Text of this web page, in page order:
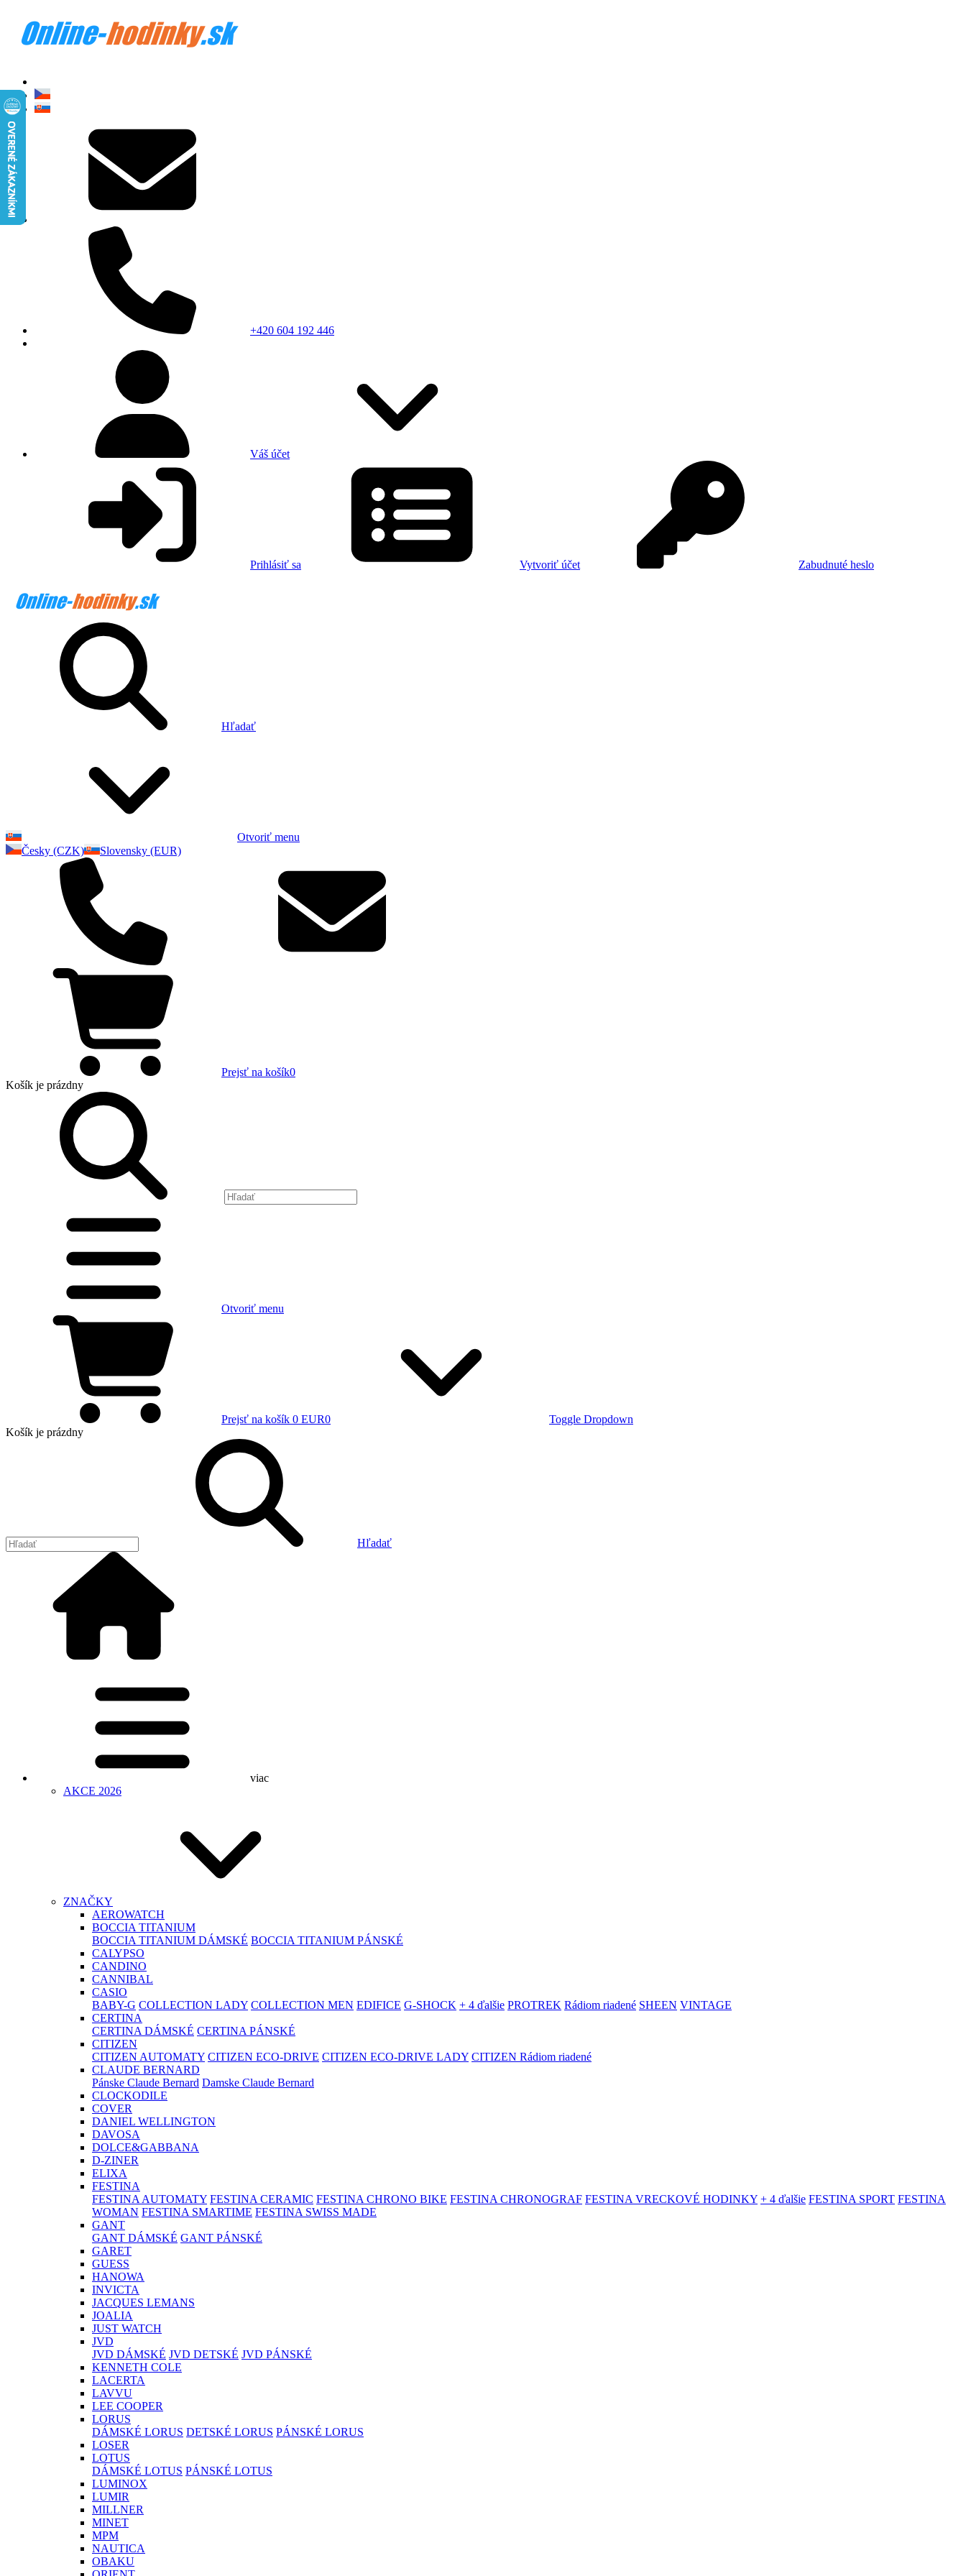
+420 604 192 446
Váš účet
Prihlásiť sa Vytvoriť účet Zabudnuté heslo
Hľadať
Otvoriť menu
Česky (CZK)
Slovensky (EUR)
Prejsť na košík0
Košík je prázdny
Otvoriť menu
Prejsť na košík 0 EUR0
Toggle Dropdown
Košík je prázdny
Hľadať
viac
AKCE 2026
ZNAČKY
AEROWATCH
BOCCIA TITANIUM
BOCCIA TITANIUM DÁMSKÉ BOCCIA TITANIUM PÁNSKÉ
CALYPSO
CANDINO
CANNIBAL
CASIO
BABY-G COLLECTION LADY COLLECTION MEN EDIFICE G-SHOCK + 4 ďalšie PROTREK Rádiom riadené SHEEN VINTAGE
CERTINA
CERTINA DÁMSKÉ CERTINA PÁNSKÉ
CITIZEN
CITIZEN AUTOMATY CITIZEN ECO-DRIVE CITIZEN ECO-DRIVE LADY CITIZEN Rádiom riadené
CLAUDE BERNARD
Pánske Claude Bernard Damske Claude Bernard
CLOCKODILE
COVER
DANIEL WELLINGTON
DAVOSA
DOLCE&GABBANA
D-ZINER
ELIXA
FESTINA
FESTINA AUTOMATY FESTINA CERAMIC FESTINA CHRONO BIKE FESTINA CHRONOGRAF FESTINA VRECKOVÉ HODINKY + 4 ďalšie FESTINA SPORT FESTINA
WOMAN FESTINA SMARTIME FESTINA SWISS MADE
GANT
GANT DÁMSKÉ GANT PÁNSKÉ
GARET
GUESS
HANOWA
INVICTA
JACQUES LEMANS
JOALIA
JUST WATCH
JVD
JVD DÁMSKÉ JVD DETSKÉ JVD PÁNSKÉ
KENNETH COLE
LACERTA
LAVVU
LEE COOPER
LORUS
DÁMSKÉ LORUS DETSKÉ LORUS PÁNSKÉ LORUS
LOSER
LOTUS
DÁMSKÉ LOTUS PÁNSKÉ LOTUS
LUMINOX
LUMIR
MILLNER
MINET
MPM
NAUTICA
OBAKU